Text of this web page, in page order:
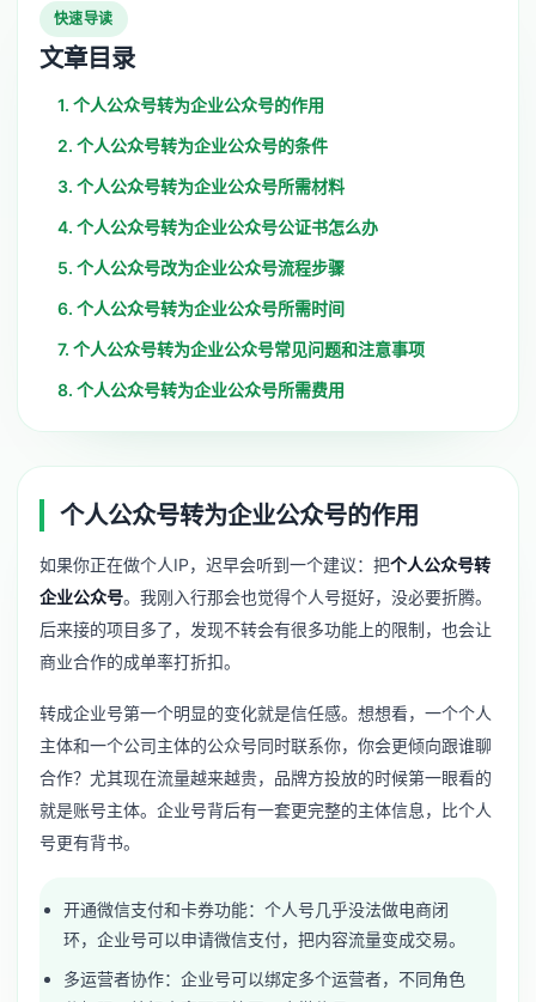
快速导读
文章目录
1. 个人公众号转为企业公众号的作用
2. 个人公众号转为企业公众号的条件
3. 个人公众号转为企业公众号所需材料
4. 个人公众号转为企业公众号公证书怎么办
5. 个人公众号改为企业公众号流程步骤
6. 个人公众号转为企业公众号所需时间
7. 个人公众号转为企业公众号常见问题和注意事项
8. 个人公众号转为企业公众号所需费用
个人公众号转为企业公众号的作用
如果你正在做个人IP，迟早会听到一个建议：把个人公众号转
企业公众号。我刚入行那会也觉得个人号挺好，没必要折腾。
后来接的项目多了，发现不转会有很多功能上的限制，也会让
商业合作的成单率打折扣。
转成企业号第一个明显的变化就是信任感。想想看，一个个人
主体和一个公司主体的公众号同时联系你，你会更倾向跟谁聊
合作？尤其现在流量越来越贵，品牌方投放的时候第一眼看的
就是账号主体。企业号背后有一套更完整的主体信息，比个人
号更有背书。
开通微信支付和卡券功能：个人号几乎没法做电商闭
环，企业号可以申请微信支付，把内容流量变成交易。
多运营者协作：企业号可以绑定多个运营者，不同角色